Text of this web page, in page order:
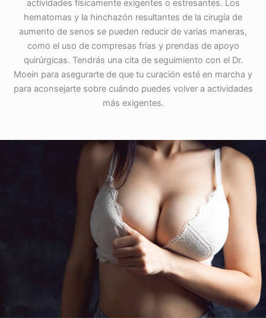
actividades físicamente exigentes o estresantes. Los
hematomas y la hinchazón resultantes de la cirugía de
aumento de senos se pueden reducir de varias maneras,
como el uso de compresas frías y prendas de apoyo
quirúrgicas. Tendrás una cita de seguimiento con el Dr.
Moein para asegurarte de que tu curación esté en marcha y
para aconsejarte sobre cuándo puedes volver a actividades
más exigentes.